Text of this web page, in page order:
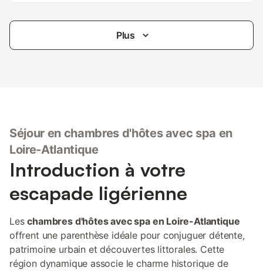
Plus
Séjour en chambres d'hôtes avec spa en
Loire-Atlantique
Introduction à votre
escapade ligérienne
Leschambres d'hôtes avec spa en Loire-Atlantique
offrent une parenthèse idéale pour conjuguer détente,
patrimoine urbain et découvertes littorales. Cette
région dynamique associe le charme historique de